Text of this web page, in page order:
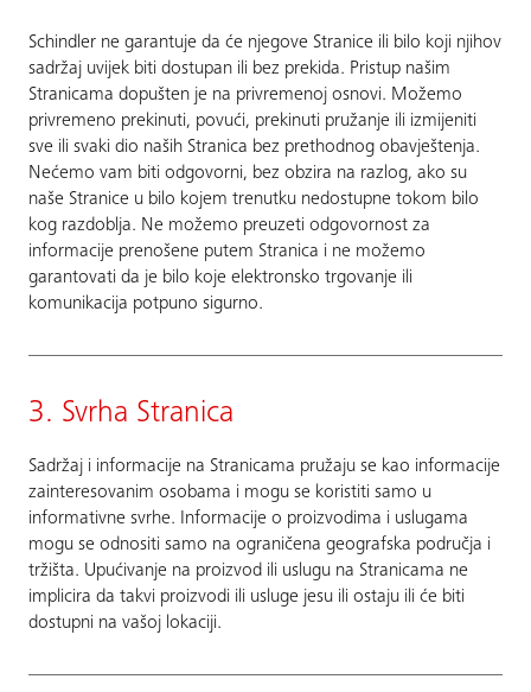
Schindler ne garantuje da će njegove Stranice ili bilo koji njihov
sadržaj uvijek biti dostupan ili bez prekida. Pristup našim
Stranicama dopušten je na privremenoj osnovi. Možemo
privremeno prekinuti, povući, prekinuti pružanje ili izmijeniti
sve ili svaki dio naših Stranica bez prethodnog obavještenja.
Nećemo vam biti odgovorni, bez obzira na razlog, ako su
naše Stranice u bilo kojem trenutku nedostupne tokom bilo
kog razdoblja. Ne možemo preuzeti odgovornost za
informacije prenošene putem Stranica i ne možemo
garantovati da je bilo koje elektronsko trgovanje ili
komunikacija potpuno sigurno.
3. Svrha Stranica
Sadržaj i informacije na Stranicama pružaju se kao informacije
zainteresovanim osobama i mogu se koristiti samo u
informativne svrhe. Informacije o proizvodima i uslugama
mogu se odnositi samo na ograničena geografska područja i
tržišta. Upućivanje na proizvod ili uslugu na Stranicama ne
implicira da takvi proizvodi ili usluge jesu ili ostaju ili će biti
dostupni na vašoj lokaciji.